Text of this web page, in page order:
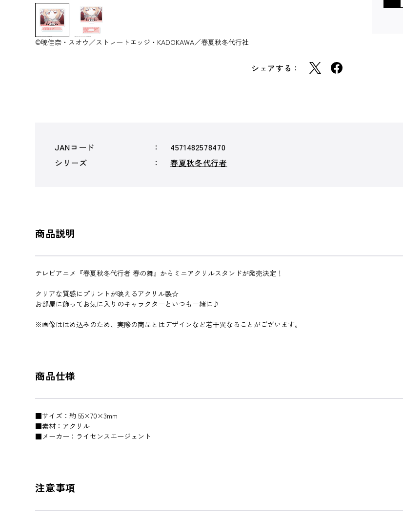
©暁佳奈・スオウ／ストレートエッジ・KADOKAWA／春夏秋冬代行社
シェアする：
JANコード
4571482578470
シリーズ
春夏秋冬代行者
商品説明
テレビアニメ『春夏秋冬代行者 春の舞』からミニアクリルスタンドが発売決定！
クリアな質感にプリントが映えるアクリル製☆
お部屋に飾ってお気に入りのキャラクターといつも一緒に♪
※画像ははめ込みのため、実際の商品とはデザインなど若干異なることがございます。
商品仕様
■サイズ：約 55×70×3mm
■素材：アクリル
■メーカー：ライセンスエージェント
注意事項